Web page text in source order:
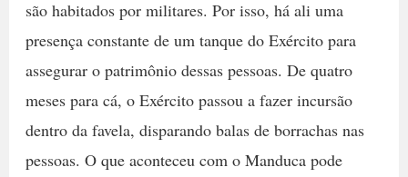
são habitados por militares. Por isso, há ali uma
presença constante de um tanque do Exército para
assegurar o patrimônio dessas pessoas. De quatro
meses para cá, o Exército passou a fazer incursão
dentro da favela, disparando balas de borrachas nas
pessoas. O que aconteceu com o Manduca pode